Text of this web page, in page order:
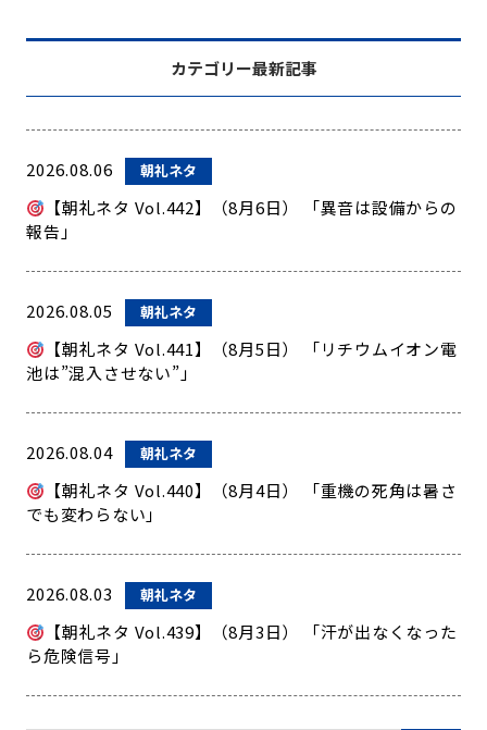
カテゴリー最新記事
2026.08.06 朝礼ネタ
【朝礼ネタ Vol.442】（8月6日） 「異音は設備からの
報告」
2026.08.05 朝礼ネタ
【朝礼ネタ Vol.441】（8月5日） 「リチウムイオン電
池は”混入させない”」
2026.08.04 朝礼ネタ
【朝礼ネタ Vol.440】（8月4日） 「重機の死角は暑さ
でも変わらない」
2026.08.03 朝礼ネタ
【朝礼ネタ Vol.439】（8月3日） 「汗が出なくなった
ら危険信号」